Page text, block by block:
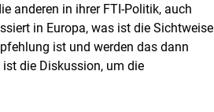
anderen in ihrer FTI-Politik, auch
in Europa, was ist die Sichtweise
ist und werden das dann
die Diskussion, um die